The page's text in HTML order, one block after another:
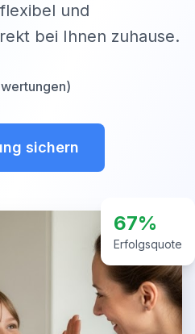
und
bei Ihnen zuhause.
sichern
67%
Erfolgsquote